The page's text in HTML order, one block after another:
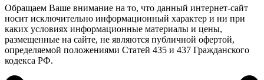
Обращаем Ваше внимание на то, что данный интернет-сайт
носит исключительно информационный характер и ни при
каких условиях информационные материалы и цены,
размещенные на сайте, не являются публичной офертой,
определяемой положениями Статей 435 и 437 Гражданского
кодекса РФ.